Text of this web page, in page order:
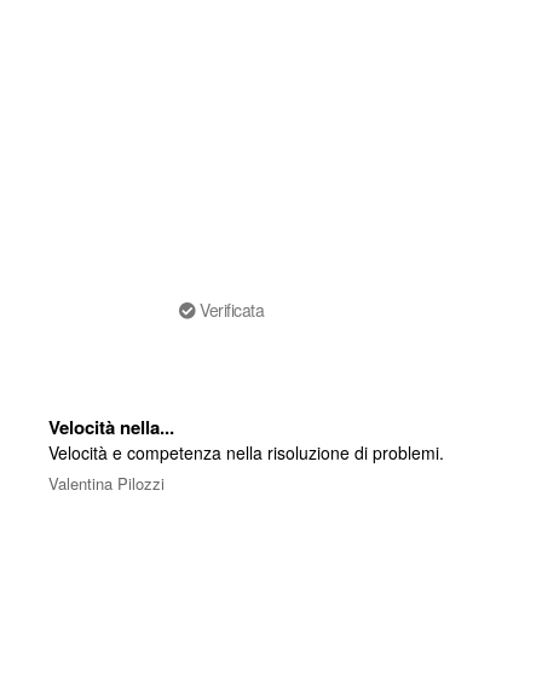
Verificata
Velocità nella...
Velocità e competenza nella risoluzione di problemi.
Valentina Pilozzi